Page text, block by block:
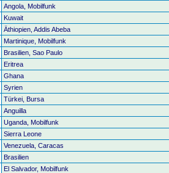
Angola, Mobilfunk
Kuwait
Äthiopien, Addis Abeba
Martinique, Mobilfunk
Brasilien, Sao Paulo
Eritrea
Ghana
Syrien
Türkei, Bursa
Anguilla
Uganda, Mobilfunk
Sierra Leone
Venezuela, Caracas
Brasilien
El Salvador, Mobilfunk